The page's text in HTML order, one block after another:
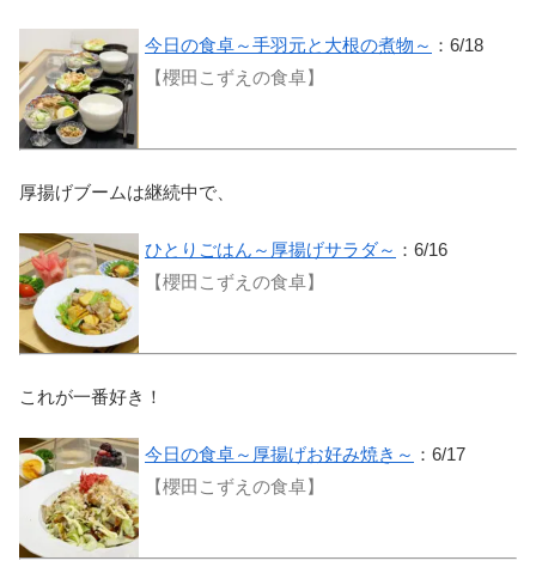
今日の食卓～手羽元と大根の煮物～ ：6/18
【櫻田こずえの食卓】
厚揚げブームは継続中で、
ひとりごはん～厚揚げサラダ～ ：6/16
【櫻田こずえの食卓】
これが一番好き！
今日の食卓～厚揚げお好み焼き～ ：6/17
【櫻田こずえの食卓】